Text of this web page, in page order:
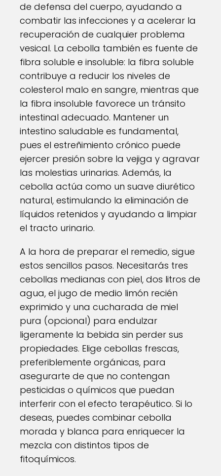
de defensa del cuerpo, ayudando a
combatir las infecciones y a acelerar la
recuperación de cualquier problema
vesical. La cebolla también es fuente de
fibra soluble e insoluble: la fibra soluble
contribuye a reducir los niveles de
colesterol malo en sangre, mientras que
la fibra insoluble favorece un tránsito
intestinal adecuado. Mantener un
intestino saludable es fundamental,
pues el estreñimiento crónico puede
ejercer presión sobre la vejiga y agravar
las molestias urinarias. Además, la
cebolla actúa como un suave diurético
natural, estimulando la eliminación de
líquidos retenidos y ayudando a limpiar
el tracto urinario.
A la hora de preparar el remedio, sigue
estos sencillos pasos. Necesitarás tres
cebollas medianas con piel, dos litros de
agua, el jugo de medio limón recién
exprimido y una cucharada de miel
pura (opcional) para endulzar
ligeramente la bebida sin perder sus
propiedades. Elige cebollas frescas,
preferiblemente orgánicas, para
asegurarte de que no contengan
pesticidas o químicos que puedan
interferir con el efecto terapéutico. Si lo
deseas, puedes combinar cebolla
morada y blanca para enriquecer la
mezcla con distintos tipos de
fitoquímicos.